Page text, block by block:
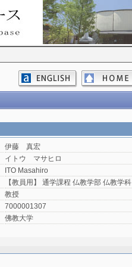
伊藤 真宏
イトウ マサヒロ
ITO Masahiro
【教員用】 通学課程 仏教学部 仏教学科
教授
7000001307
佛教大学